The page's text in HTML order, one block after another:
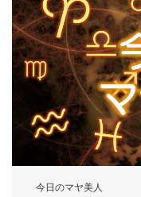
今日のマヤ美人